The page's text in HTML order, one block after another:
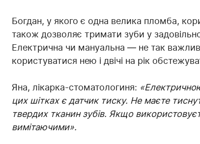
Богдан, у якого є одна велика пломба,
також дозволяє тримати зуби у
Електрична чи мануальна — не так
користуватися нею і двічі на рік
Яна, лікарка-стоматологиня:
цих шітках є датчик тиску. Не маєте
твердих тканин зубів. Якщо
вимітаючими».